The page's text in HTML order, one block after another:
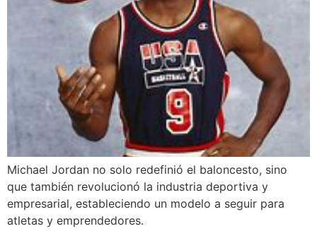
Michael Jordan no solo redefinió el baloncesto, sino
que también revolucionó la industria deportiva y
empresarial, estableciendo un modelo a seguir para
atletas y emprendedores.